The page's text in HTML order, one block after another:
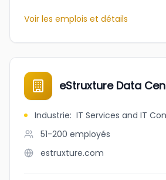
Voir les emplois et détails
eStruxture Data
Industrie: IT Services and IT
51-200 employés
estruxture.com